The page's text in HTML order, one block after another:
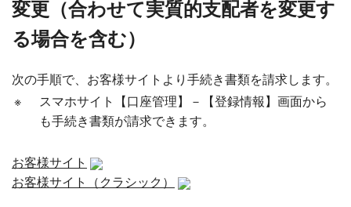
変更（合わせて実質的支配者を変更す
る場合を含む）
次の手順で、お客様サイトより手続き書類を請求します。
※
スマホサイト【口座管理】－【登録情報】画面から
も手続き書類が請求できます。
お客様サイト
お客様サイト（クラシック）